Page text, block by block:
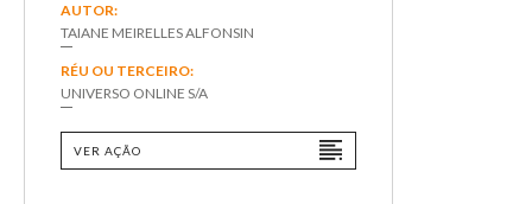
AUTOR:
TAIANE MEIRELLES ALFONSIN
RÉU OU TERCEIRO:
UNIVERSO ONLINE S/A
VER AÇÃO